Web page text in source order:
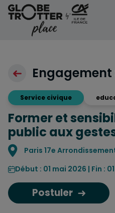
Aller au contenu
Service civique
Former et
public aux
Localisation
Paris 17e
Début : 01 mai 2026 | Fin :
Postuler